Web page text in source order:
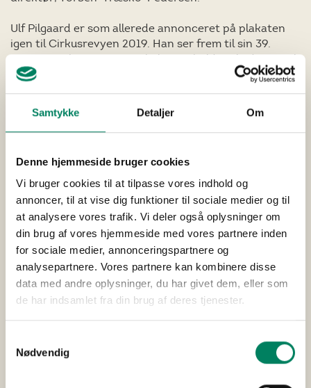
Samtykke Detaljer Om
Denne hjemmeside bruger cookies
Vi bruger cookies til at tilpasse vores indhold og
annoncer, til at vise dig funktioner til sociale medier og til
at analysere vores trafik. Vi deler også oplysninger om
din brug af vores hjemmeside med vores partnere inden
for sociale medier, annonceringspartnere og
analysepartnere. Vores partnere kan kombinere disse
data med andre oplysninger, du har givet dem, eller som
de har indsamlet fra din brug af deres tjenester.
Nødvendig
Ulf Pilgaard er som allerede annonceret på plakaten
igen til Cirkusrevyen 2019. Han ser frem til sin 39.
sæson i Cirkusrevyen, og hele revyholdet glæder sig til,
at Ulf kommer stærkt tilbage til næste år.